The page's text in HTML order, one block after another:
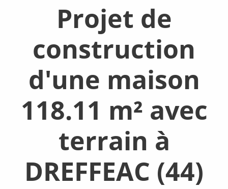
Projet de
construction
d'une maison
118.11 m² avec
terrain à
DREFFEAC (44)